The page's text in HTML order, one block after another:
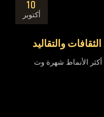
10
أكتوبر
والتقاليد
أكثر الأنماط شهرة وت